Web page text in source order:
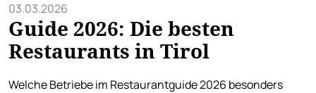
03.03.2026
Guide 2026: Die besten
Restaurants in Tirol
Welche Betriebe im Restaurantguide 2026 besonders